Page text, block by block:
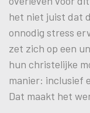
het niet juist dat
onnodig stress
zet zich op een
hun christelijke
manier: inclusief
Dat maakt het